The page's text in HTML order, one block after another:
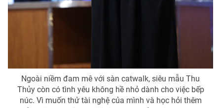
Ngoài niềm đam mê với sàn catwalk, siêu mẫu Thu
Thủy còn có tình yêu không hề nhỏ dành cho việc bếp
núc. Vì muốn thử tài nghệ của mình và học hỏi thêm